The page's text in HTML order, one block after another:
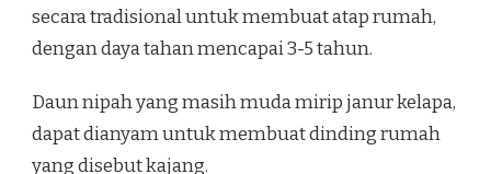
secara tradisional untuk membuat atap rumah,
dengan daya tahan mencapai 3-5 tahun.
Daun nipah yang masih muda mirip janur kelapa,
dapat dianyam untuk membuat dinding rumah
yang disebut kajang.